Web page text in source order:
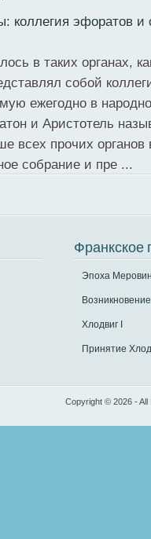
коллегия эфоратов
в таких органах,
собой
ежегодно в
и Аристотель
всех прочих
собрание и пре ...
Франкское
Эпоха
Хлодвиг I
Принятие
Copyright © 2026 -